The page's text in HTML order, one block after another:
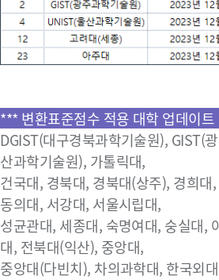
*** 변환표준점수 적용 대학 업데이
DGIST(대구경북과학기술원), GIST(
산과학기술원), 가톨릭대,
건국대, 경북대, 경북대(상주), 경희
동의대, 서강대, 서울시립대,
성균관대, 세종대, 숙명여대, 숭실대,
대, 전북대(익산), 중앙대,
중앙대(다빈치), 차의과학대, 한국외